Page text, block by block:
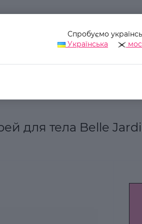
Спробуємо
Українська
для тела Belle